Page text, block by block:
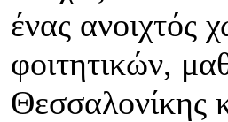
ένας ανοιχτός
φοιτητικών,
Θεσσαλονίκης